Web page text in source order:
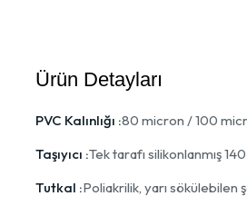
Ürün Detayları
PVC Kalınlığı :80 micron / 100
Taşıyıcı :Tek tarafı silikonlanmış
Tutkal :Poliakrilik, yarı sökülebilen